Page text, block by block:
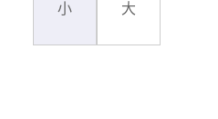
小 大